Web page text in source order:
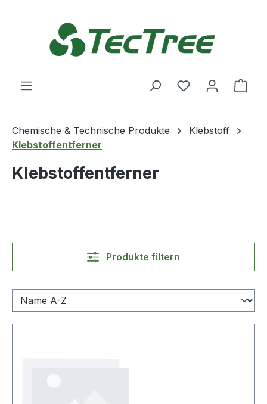
Du hast 0
Chemische & Technische Produkte
Klebstoff
Klebstoffentferner
Klebstoffentferner
Produkte filtern